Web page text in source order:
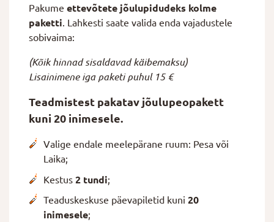
Pakume ettevõtete jõulupidudeks kolme
paketti. Lahkesti saate valida enda vajadustele
sobivaima:
(Kõik hinnad sisaldavad käibemaksu)
Lisainimene iga paketi puhul 15 €
Teadmistest pakatav jõulupeopakett
kuni 20 inimesele.
Valige endale meelepärane ruum: Pesa või
Laika;
Kestus 2 tundi;
Teaduskeskuse päevapiletid kuni 20
inimesele;